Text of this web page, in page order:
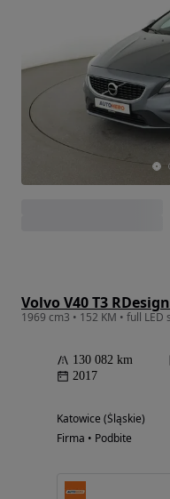
Volvo V40 T3 RDesign
130 082 km
2017
Katowice (Śląskie)
Firma • Podbite